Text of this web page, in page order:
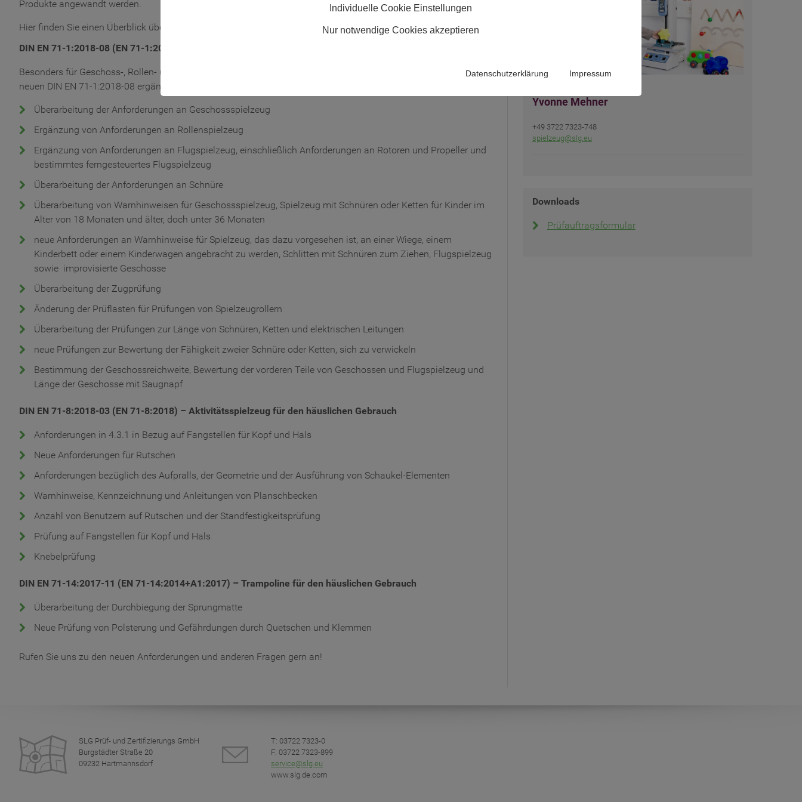
Individuelle Cookie Einstellungen
Nur notwendige Cookies akzeptieren
Datenschutzerklärung Impressum
Produkte angewandt werden.
Hier finden Sie einen Überblick über wichtige Änderungen:
DIN EN 71-1:2018-08 (EN 71-1:2014+A1:2018)– Mechanische und physikalische Eigenschaften von Spielzeug
Besonders für Geschoss-, Rollen- und Flugspielzeuge sowie für Schnüre wurden zahlreiche Anforderungen in der
neuen DIN EN 71-1:2018-08 ergänzt oder überarbeitet.
Überarbeitung der Anforderungen an Geschossspielzeug
Ergänzung von Anforderungen an Rollenspielzeug
Ergänzung von Anforderungen an Flugspielzeug, einschließlich Anforderungen an Rotoren und Propeller und
bestimmtes ferngesteuertes Flugspielzeug
Überarbeitung der Anforderungen an Schnüre
Überarbeitung von Warnhinweisen für Geschossspielzeug, Spielzeug mit Schnüren oder Ketten für Kinder im
Alter von 18 Monaten und älter, doch unter 36 Monaten
neue Anforderungen an Warnhinweise für Spielzeug, das dazu vorgesehen ist, an einer Wiege, einem
Kinderbett oder einem Kinderwagen angebracht zu werden, Schlitten mit Schnüren zum Ziehen, Flugspielzeug
sowie improvisierte Geschosse
Überarbeitung der Zugprüfung
Änderung der Prüflasten für Prüfungen von Spielzeugrollern
Überarbeitung der Prüfungen zur Länge von Schnüren, Ketten und elektrischen Leitungen
neue Prüfungen zur Bewertung der Fähigkeit zweier Schnüre oder Ketten, sich zu verwickeln
Bestimmung der Geschossreichweite, Bewertung der vorderen Teile von Geschossen und Flugspielzeug und
Länge der Geschosse mit Saugnapf
DIN EN 71-8:2018-03 (EN 71-8:2018) – Aktivitätsspielzeug für den häuslichen Gebrauch
Anforderungen in 4.3.1 in Bezug auf Fangstellen für Kopf und Hals
Neue Anforderungen für Rutschen
Anforderungen bezüglich des Aufpralls, der Geometrie und der Ausführung von Schaukel-Elementen
Warnhinweise, Kennzeichnung und Anleitungen von Planschbecken
Anzahl von Benutzern auf Rutschen und der Standfestigkeitsprüfung
Prüfung auf Fangstellen für Kopf und Hals
Knebelprüfung
DIN EN 71-14:2017-11 (EN 71-14:2014+A1:2017) – Trampoline für den häuslichen Gebrauch
Überarbeitung der Durchbiegung der Sprungmatte
Neue Prüfung von Polsterung und Gefährdungen durch Quetschen und Klemmen
Rufen Sie uns zu den neuen Anforderungen und anderen Fragen gern an!
Yvonne Mehner
+49 3722 7323-748
spielzeug@slg.eu
Downloads
Prüfauftragsformular
SLG Prüf- und Zertifizierungs GmbH
Burgstädter Straße 20
09232 Hartmannsdorf
T: 03722 7323-0
F: 03722 7323-899
service@slg.eu
www.slg.de.com